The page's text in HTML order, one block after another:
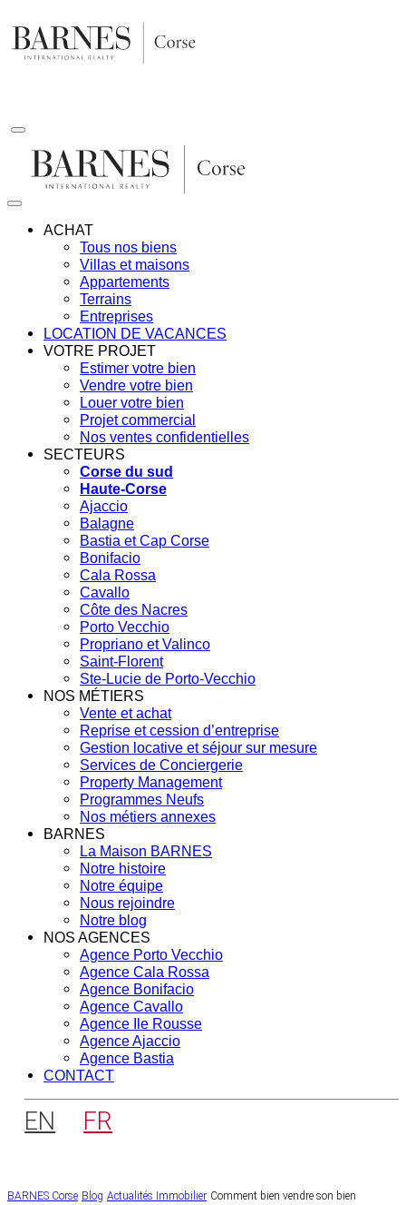
au
contenu
ACHAT
Tous nos biens
Villas et maisons
Appartements
Terrains
Entreprises
LOCATION DE VACANCES
VOTRE PROJET
Estimer votre bien
Vendre votre bien
Louer votre bien
Projet commercial
Nos ventes confidentielles
SECTEURS
Corse du sud
Haute-Corse
Ajaccio
Balagne
Bastia et Cap Corse
Bonifacio
Cala Rossa
Cavallo
Côte des Nacres
Porto Vecchio
Propriano et Valinco
Saint-Florent
Ste-Lucie de Porto-Vecchio
NOS MÉTIERS
Vente et achat
Reprise et cession d’entreprise
Gestion locative et séjour sur mesure
Services de Conciergerie
Property Management
Programmes Neufs
Nos métiers annexes
BARNES
La Maison BARNES
Notre histoire
Notre équipe
Nous rejoindre
Notre blog
NOS AGENCES
Agence Porto Vecchio
Agence Cala Rossa
Agence Bonifacio
Agence Cavallo
Agence Ile Rousse
Agence Ajaccio
Agence Bastia
CONTACT
EN FR
BARNES Corse Blog Actualités Immobilier Comment bien vendre son bien